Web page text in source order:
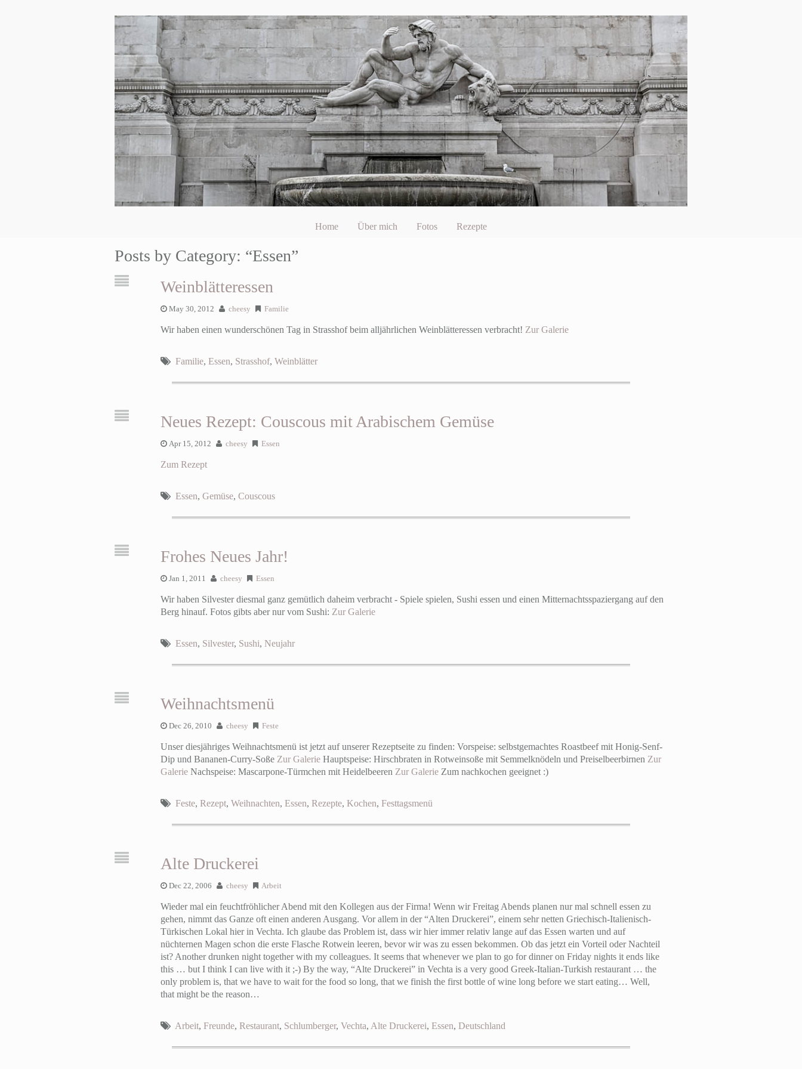
Home Über mich Fotos Rezepte
Posts by Category: “Essen”
Weinblätteressen
May 30, 2012 cheesy Familie
Wir haben einen wunderschönen Tag in Strasshof beim alljährlichen Weinblätteressen verbracht! Zur Galerie
Familie, Essen, Strasshof, Weinblätter
Neues Rezept: Couscous mit Arabischem Gemüse
Apr 15, 2012 cheesy Essen
Zum Rezept
Essen, Gemüse, Couscous
Frohes Neues Jahr!
Jan 1, 2011 cheesy Essen
Wir haben Silvester diesmal ganz gemütlich daheim verbracht - Spiele spielen, Sushi essen und einen Mitternachtsspaziergang auf den
Berg hinauf. Fotos gibts aber nur vom Sushi: Zur Galerie
Essen, Silvester, Sushi, Neujahr
Weihnachtsmenü
Dec 26, 2010 cheesy Feste
Unser diesjähriges Weihnachtsmenü ist jetzt auf unserer Rezeptseite zu finden: Vorspeise: selbstgemachtes Roastbeef mit Honig-Senf-
Dip und Bananen-Curry-Soße Zur GalerieHauptspeise: Hirschbraten in Rotweinsoße mit Semmelknödeln und Preiselbeerbirnen Zur
GalerieNachspeise: Mascarpone-Türmchen mit Heidelbeeren Zur GalerieZum nachkochen geeignet :)
Feste, Rezept, Weihnachten, Essen, Rezepte, Kochen, Festtagsmenü
Alte Druckerei
Dec 22, 2006 cheesy Arbeit
Wieder mal ein feuchtfröhlicher Abend mit den Kollegen aus der Firma! Wenn wir Freitag Abends planen nur mal schnell essen zu
gehen, nimmt das Ganze oft einen anderen Ausgang. Vor allem in der “Alten Druckerei”, einem sehr netten Griechisch-Italienisch-
Türkischen Lokal hier in Vechta. Ich glaube das Problem ist, dass wir hier immer relativ lange auf das Essen warten und auf
nüchternen Magen schon die erste Flasche Rotwein leeren, bevor wir was zu essen bekommen. Ob das jetzt ein Vorteil oder Nachteil
ist? Another drunken night together with my colleagues. It seems that whenever we plan to go for dinner on Friday nights it ends like
this … but I think I can live with it ;-) By the way, “Alte Druckerei” in Vechta is a very good Greek-Italian-Turkish restaurant … the
only problem is, that we have to wait for the food so long, that we finish the first bottle of wine long before we start eating… Well,
that might be the reason…
Arbeit, Freunde, Restaurant, Schlumberger, Vechta, Alte Druckerei, Essen, Deutschland